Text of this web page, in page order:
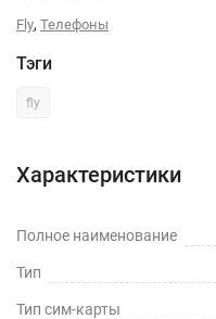
Fly, Телефоны
Тэги
fly
Характеристики
Полное наименование
Тип
Тип сим-карты